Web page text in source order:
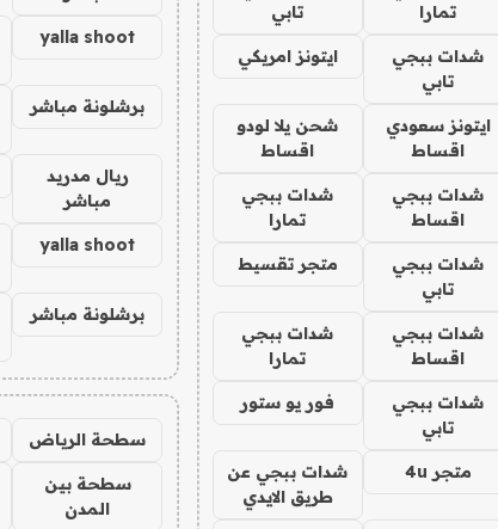
تمارا
تابي
شدات ببجي
تابي
ايتونز امريكي
ايتونز سعودي
اقساط
شحن يلا لودو
اقساط
شدات ببجي
اقساط
شدات ببجي
تمارا
شدات ببجي
تابي
متجر تقسيط
شدات ببجي
اقساط
شدات ببجي
تمارا
شدات ببجي
تابي
فور يو ستور
متجر 4u
شدات ببجي عن
طريق الايدي
yalla shoot
برشلونة مباشر
ريال مدريد
مباشر
yalla shoot
برشلونة مباشر
سطحة الرياض
سطحة بين
المدن